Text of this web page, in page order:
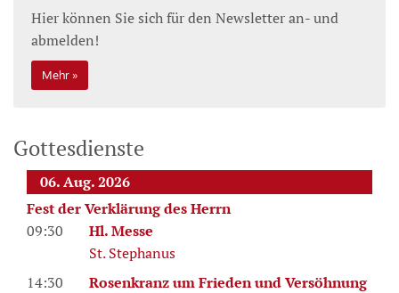
Hier können Sie sich für den Newsletter an- und
abmelden!
Mehr
Gottesdienste
06. Aug. 2026
Fest der Verklärung des Herrn
09:30
Hl. Messe
St. Stephanus
14:30
Rosenkranz um Frieden und Versöhnung